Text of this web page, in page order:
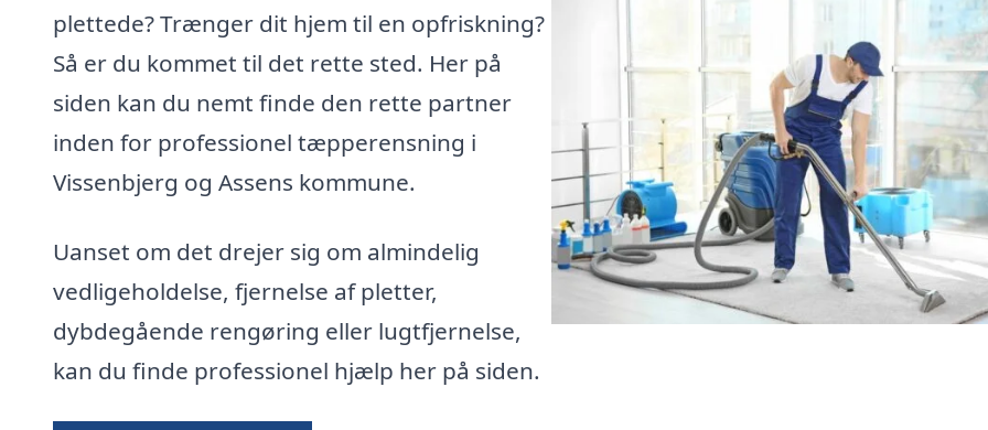
plettede? Trænger dit hjem til en opfriskning?
Så er du kommet til det rette sted. Her på
siden kan du nemt finde den rette partner
inden for professionel tæpperensning i
Vissenbjerg og Assens kommune.
Uanset om det drejer sig om almindelig
vedligeholdelse, fjernelse af pletter,
dybdegående rengøring eller lugtfjernelse,
kan du finde professionel hjælp her på siden.